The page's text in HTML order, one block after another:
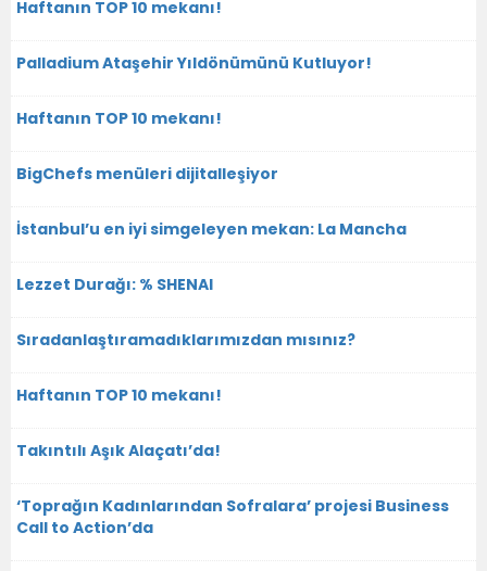
Haftanın TOP 10 mekanı!
Palladium Ataşehir Yıldönümünü Kutluyor!
Haftanın TOP 10 mekanı!
BigChefs menüleri dijitalleşiyor
İstanbul’u en iyi simgeleyen mekan: La Mancha
Lezzet Durağı: % SHENAI
Sıradanlaştıramadıklarımızdan mısınız?
Haftanın TOP 10 mekanı!
Takıntılı Aşık Alaçatı’da!
‘Toprağın Kadınlarından Sofralara’ projesi Business
Call to Action’da